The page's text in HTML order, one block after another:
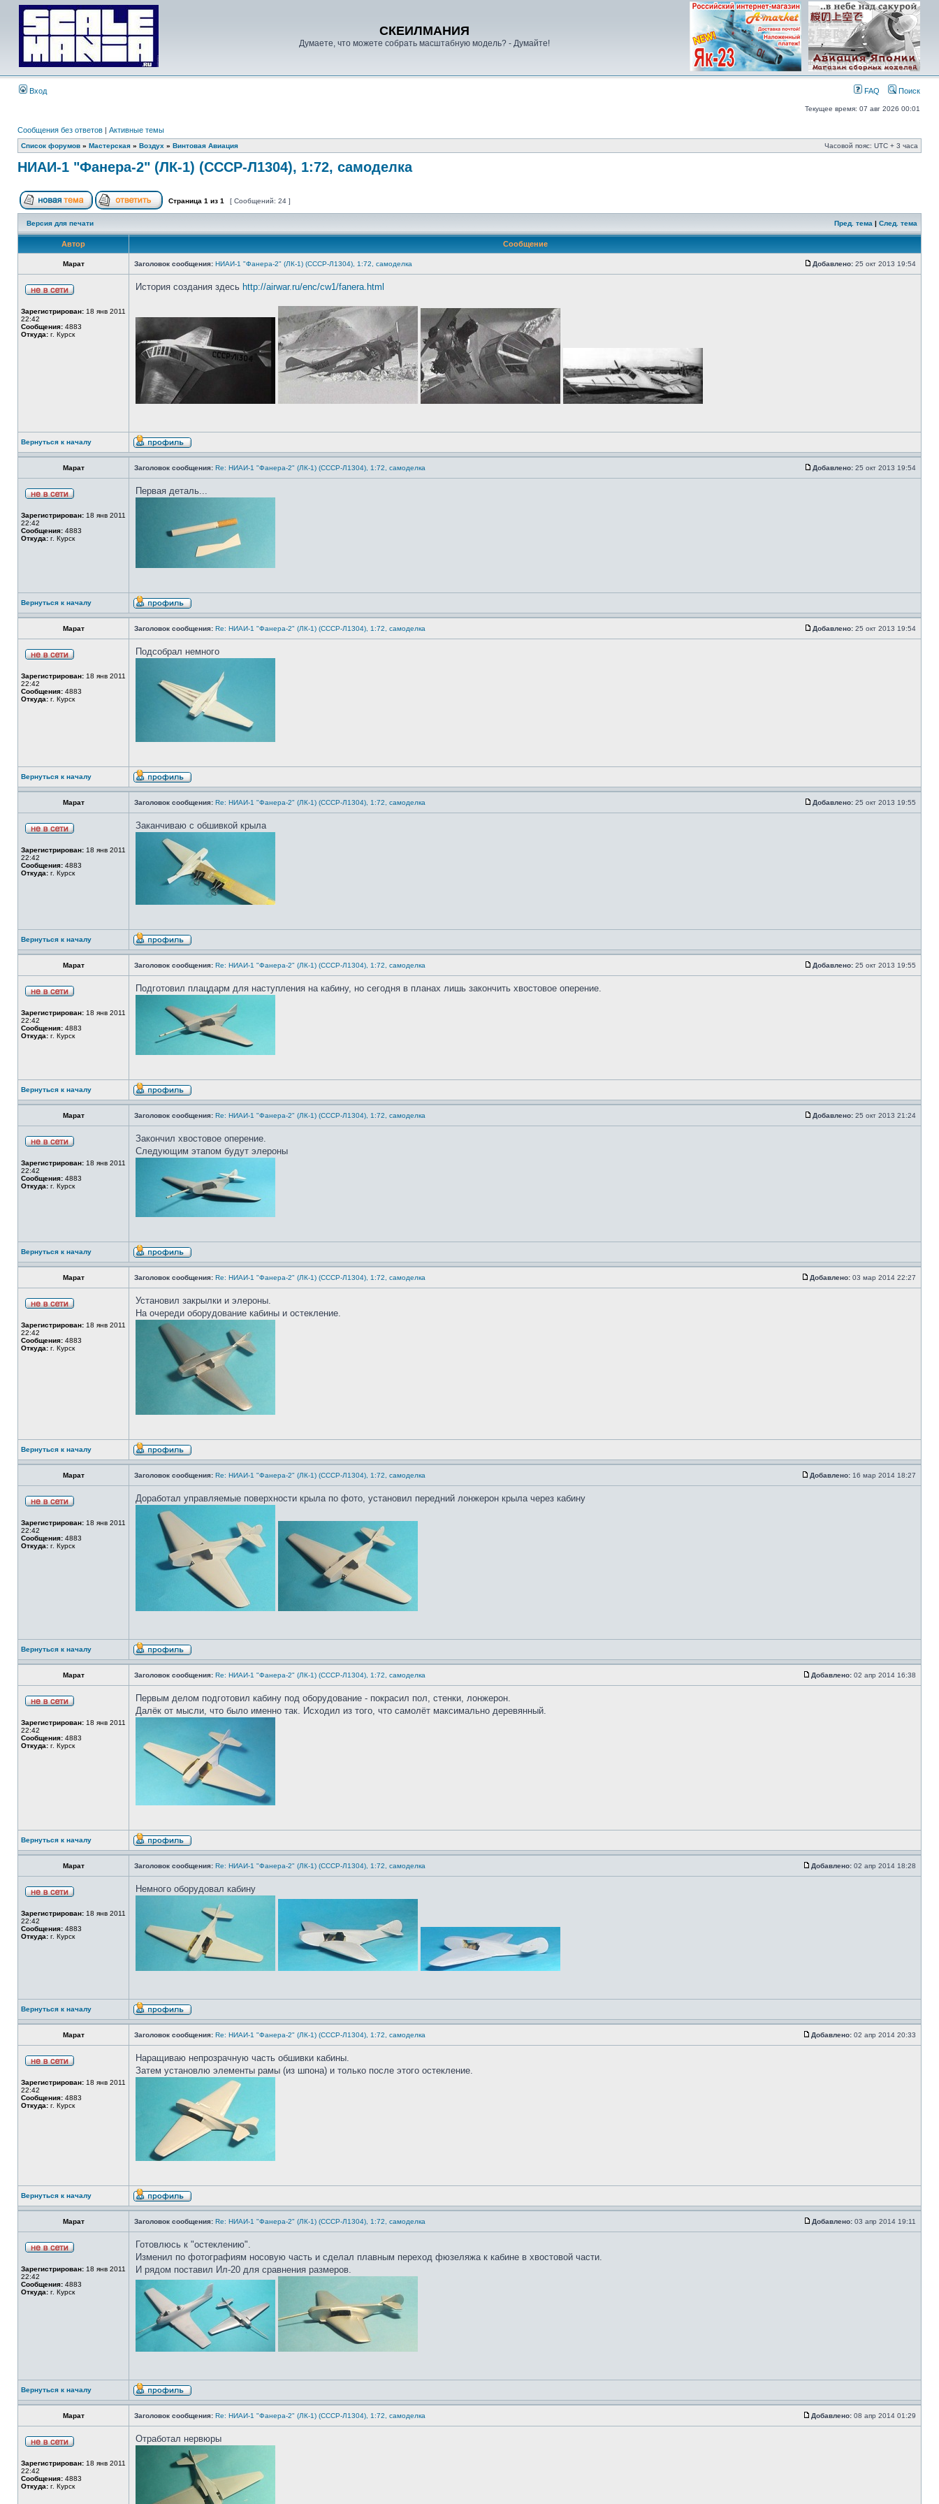
СКЕИЛМАНИЯ
Думаете, что можете собрать масштабную модель? - Думайте!
Вход FAQ Поиск
Текущее время: 07 авг 2026 00:01
Сообщения без ответов | Активные темы
Список форумов » Мастерская » Воздух » Винтовая Авиация Часовой пояс: UTC + 3 часа
НИАИ-1 "Фанера-2" (ЛК-1) (СССР-Л1304), 1:72, самоделка
Страница 1 из 1 [ Сообщений: 24 ]
Версия для печати Пред. тема | След. тема
Автор Сообщение
Марат Заголовок сообщения: НИАИ-1 "Фанера-2" (ЛК-1) (СССР-Л1304), 1:72, самоделка Добавлено: 25 окт 2013 19:54
Зарегистрирован: 18 янв 2011
22:42
Сообщения: 4883
Откуда: г. Курск
История создания здесь http://airwar.ru/enc/cw1/fanera.html
Вернуться к началу
Марат Заголовок сообщения: Re: НИАИ-1 "Фанера-2" (ЛК-1) (СССР-Л1304), 1:72, самоделка Добавлено: 25 окт 2013 19:54
Зарегистрирован: 18 янв 2011
22:42
Сообщения: 4883
Откуда: г. Курск
Первая деталь...
Вернуться к началу
Марат Заголовок сообщения: Re: НИАИ-1 "Фанера-2" (ЛК-1) (СССР-Л1304), 1:72, самоделка Добавлено: 25 окт 2013 19:54
Зарегистрирован: 18 янв 2011
22:42
Сообщения: 4883
Откуда: г. Курск
Подсобрал немного
Вернуться к началу
Марат Заголовок сообщения: Re: НИАИ-1 "Фанера-2" (ЛК-1) (СССР-Л1304), 1:72, самоделка Добавлено: 25 окт 2013 19:55
Зарегистрирован: 18 янв 2011
22:42
Сообщения: 4883
Откуда: г. Курск
Заканчиваю с обшивкой крыла
Вернуться к началу
Марат Заголовок сообщения: Re: НИАИ-1 "Фанера-2" (ЛК-1) (СССР-Л1304), 1:72, самоделка Добавлено: 25 окт 2013 19:55
Зарегистрирован: 18 янв 2011
22:42
Сообщения: 4883
Откуда: г. Курск
Подготовил плацдарм для наступления на кабину, но сегодня в планах лишь закончить хвостовое оперение.
Вернуться к началу
Марат Заголовок сообщения: Re: НИАИ-1 "Фанера-2" (ЛК-1) (СССР-Л1304), 1:72, самоделка Добавлено: 25 окт 2013 21:24
Зарегистрирован: 18 янв 2011
22:42
Сообщения: 4883
Откуда: г. Курск
Закончил хвостовое оперение.
Следующим этапом будут элероны
Вернуться к началу
Марат Заголовок сообщения: Re: НИАИ-1 "Фанера-2" (ЛК-1) (СССР-Л1304), 1:72, самоделка Добавлено: 03 мар 2014 22:27
Зарегистрирован: 18 янв 2011
22:42
Сообщения: 4883
Откуда: г. Курск
Установил закрылки и элероны.
На очереди оборудование кабины и остекление.
Вернуться к началу
Марат Заголовок сообщения: Re: НИАИ-1 "Фанера-2" (ЛК-1) (СССР-Л1304), 1:72, самоделка Добавлено: 16 мар 2014 18:27
Зарегистрирован: 18 янв 2011
22:42
Сообщения: 4883
Откуда: г. Курск
Доработал управляемые поверхности крыла по фото, установил передний лонжерон крыла через кабину
Вернуться к началу
Марат Заголовок сообщения: Re: НИАИ-1 "Фанера-2" (ЛК-1) (СССР-Л1304), 1:72, самоделка Добавлено: 02 апр 2014 16:38
Зарегистрирован: 18 янв 2011
22:42
Сообщения: 4883
Откуда: г. Курск
Первым делом подготовил кабину под оборудование - покрасил пол, стенки, лонжерон.
Далёк от мысли, что было именно так. Исходил из того, что самолёт максимально деревянный.
Вернуться к началу
Марат Заголовок сообщения: Re: НИАИ-1 "Фанера-2" (ЛК-1) (СССР-Л1304), 1:72, самоделка Добавлено: 02 апр 2014 18:28
Зарегистрирован: 18 янв 2011
22:42
Сообщения: 4883
Откуда: г. Курск
Немного оборудовал кабину
Вернуться к началу
Марат Заголовок сообщения: Re: НИАИ-1 "Фанера-2" (ЛК-1) (СССР-Л1304), 1:72, самоделка Добавлено: 02 апр 2014 20:33
Зарегистрирован: 18 янв 2011
22:42
Сообщения: 4883
Откуда: г. Курск
Наращиваю непрозрачную часть обшивки кабины.
Затем установлю элементы рамы (из шпона) и только после этого остекление.
Вернуться к началу
Марат Заголовок сообщения: Re: НИАИ-1 "Фанера-2" (ЛК-1) (СССР-Л1304), 1:72, самоделка Добавлено: 03 апр 2014 19:11
Зарегистрирован: 18 янв 2011
22:42
Сообщения: 4883
Откуда: г. Курск
Готовлюсь к "остеклению".
Изменил по фотографиям носовую часть и сделал плавным переход фюзеляжа к кабине в хвостовой части.
И рядом поставил Ил-20 для сравнения размеров.
Вернуться к началу
Марат Заголовок сообщения: Re: НИАИ-1 "Фанера-2" (ЛК-1) (СССР-Л1304), 1:72, самоделка Добавлено: 08 апр 2014 01:29
Зарегистрирован: 18 янв 2011
22:42
Сообщения: 4883
Откуда: г. Курск
Отработал нервюры